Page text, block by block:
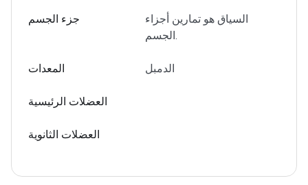
جزء الجسم
السياق هو تمارين أجزاء
الجسم.
المعدات الدمبل
العضلات الرئيسية
العضلات الثانوية